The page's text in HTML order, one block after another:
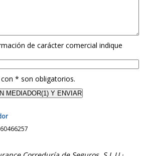
de carácter comercial indique
* son obligatorios.